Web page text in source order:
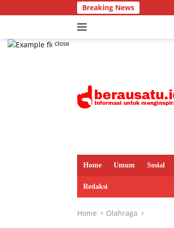
to
Breaking News
close
Home Umum Sosial
Redaksi
Home Olahraga